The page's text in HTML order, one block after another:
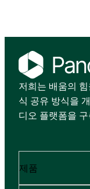
저희는 배움의
식 공유 방식을
디오 플랫폼을
제품